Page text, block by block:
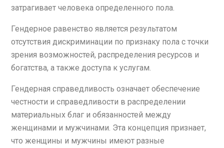
затрагивает человека определенного пола.
Гендерное равенство является результатом
отсутствия дискриминации по признаку пола с точки
зрения возможностей, распределения ресурсов и
богатства, а также доступа к услугам.
Гендерная справедливость означает обеспечение
честности и справедливости в распределении
материальных благ и обязанностей между
женщинами и мужчинами. Эта концепция признает,
что женщины и мужчины имеют разные